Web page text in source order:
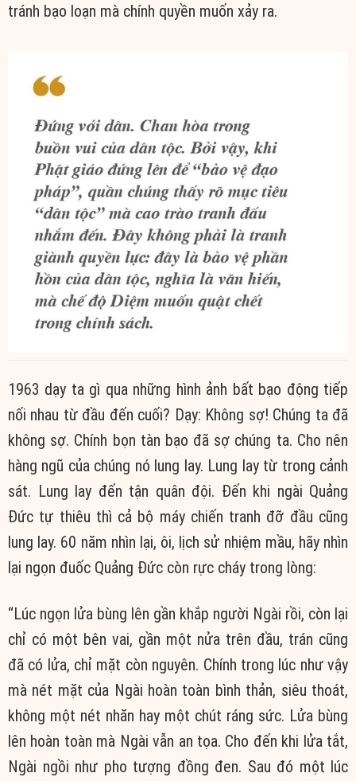
tránh bạo loạn mà chính quyền muốn xảy ra.
1963 dạy ta gì qua những hình ảnh bất bạo động tiếp
nối nhau từ đầu đến cuối? Dạy: Không sợ! Chúng ta đã
không sợ. Chính bọn tàn bạo đã sợ chúng ta. Cho nên
hàng ngũ của chúng nó lung lay. Lung lay từ trong cảnh
sát. Lung lay đến tận quân đội. Đến khi ngài Quảng
Đức tự thiêu thì cả bộ máy chiến tranh đỡ đầu cũng
lung lay. 60 năm nhìn lại, ôi, lịch sử nhiệm mầu, hãy nhìn
lại ngọn đuốc Quảng Đức còn rực cháy trong lòng:
“Lúc ngọn lửa bùng lên gần khắp người Ngài rồi, còn lại
chỉ có một bên vai, gần một nửa trên đầu, trán cũng
đã có lửa, chỉ mặt còn nguyên. Chính trong lúc như vậy
mà nét mặt của Ngài hoàn toàn bình thản, siêu thoát,
không một nét nhăn hay một chút ráng sức. Lửa bùng
lên hoàn toàn mà Ngài vẫn an tọa. Cho đến khi lửa tắt,
Ngài ngồi như pho tượng đồng đen. Sau đó một lúc